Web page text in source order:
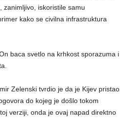
zanimljivo, iskoristile samu
kako se civilna infrastruktura
baca svetlo na krhkost sporazuma i
Zelenski tvrdio je da je Kijev pristao
do kojeg je došlo tokom
verziji, onda je ovaj napad direktno